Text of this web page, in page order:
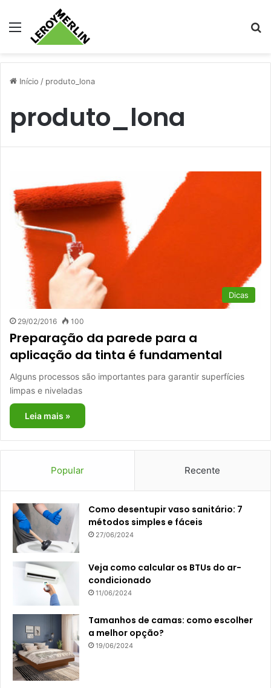
Menu
Início / produto_lona
produto_lona
Dicas
29/02/2016 100
Preparação da parede para a
aplicação da tinta é fundamental
Alguns processos são importantes para garantir superfícies
limpas e niveladas
Leia mais »
Popular Recente
Como desentupir vaso sanitário: 7
métodos simples e fáceis
27/06/2024
Veja como calcular os BTUs do ar-
condicionado
11/06/2024
Tamanhos de camas: como escolher
a melhor opção?
19/06/2024